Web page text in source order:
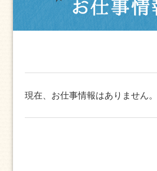
現在、お仕事情報はありません。